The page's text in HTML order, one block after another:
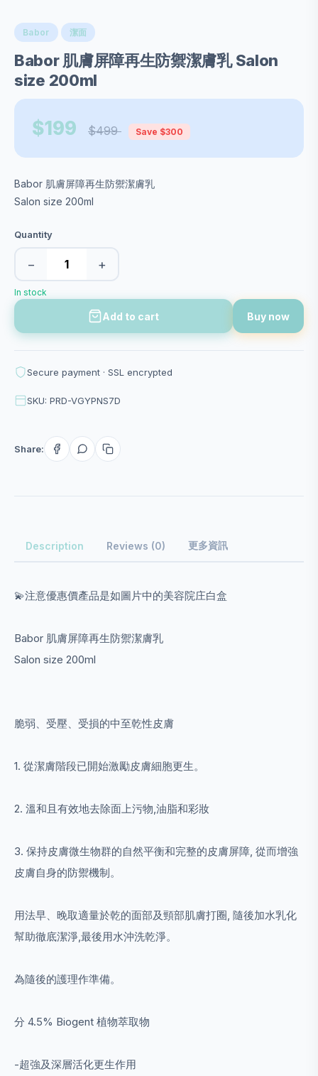
Babor 潔面
Babor 肌膚屏障再生防禦潔膚乳 Salon
size 200ml
$199 $499 Save $300
Babor 肌膚屏障再生防禦潔膚乳
Salon size 200ml
Quantity
− +
In stock
Add to cart Buy now
Secure payment · SSL encrypted
SKU: PRD-VGYPNS7D
Share:
Description Reviews (0) 更多資訊
💫注意優惠價產品是如圖片中的美容院庄白盒
Babor 肌膚屏障再生防禦潔膚乳
Salon size 200ml
脆弱、受壓、受損的中至乾性皮膚
1. 從潔膚階段已開始激勵皮膚細胞更生。
2. 溫和且有效地去除面上污物,油脂和彩妝
3. 保持皮膚微生物群的自然平衡和完整的皮膚屏障, 從而增強
皮膚自身的防禦機制。
用法早、晚取適量於乾的面部及頸部肌膚打圈, 隨後加水乳化
幫助徹底潔淨,最後用水沖洗乾淨。
為隨後的護理作準備。
分 4.5% Biogent 植物萃取物
-超強及深層活化更生作用